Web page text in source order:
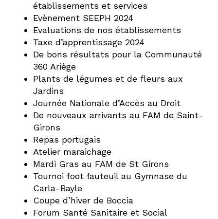
établissements et services
Evènement SEEPH 2024
Evaluations de nos établissements
Taxe d’apprentissage 2024
De bons résultats pour la Communauté
360 Ariège
Plants de légumes et de fleurs aux
Jardins
Journée Nationale d’Accès au Droit
De nouveaux arrivants au FAM de Saint-
Girons
Repas portugais
Atelier maraichage
Mardi Gras au FAM de St Girons
Tournoi foot fauteuil au Gymnase du
Carla-Bayle
Coupe d’hiver de Boccia
Forum Santé Sanitaire et Social